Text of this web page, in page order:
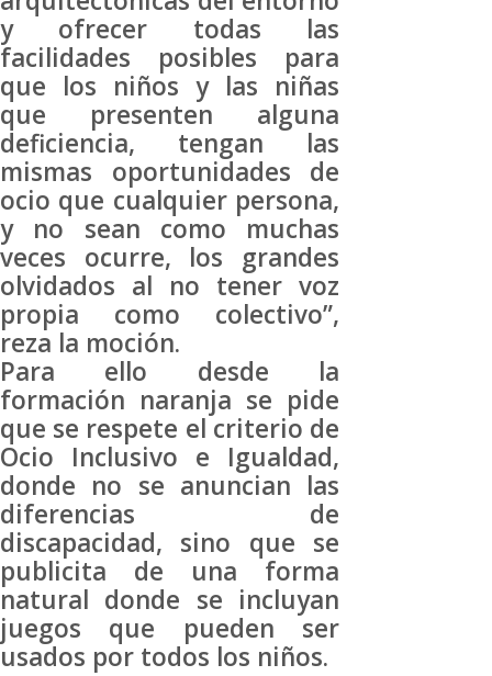
y ofrecer todas las
facilidades posibles para
que los niños y las niñas
que presenten alguna
deficiencia, tengan las
mismas oportunidades de
ocio que cualquier persona,
y no sean como muchas
veces ocurre, los grandes
olvidados al no tener voz
propia como colectivo”,
reza la moción.
Para ello desde la
formación naranja se pide
que se respete el criterio de
Ocio Inclusivo e Igualdad,
donde no se anuncian las
diferencias de
discapacidad, sino que se
publicita de una forma
natural donde se incluyan
juegos que pueden ser
usados por todos los niños.